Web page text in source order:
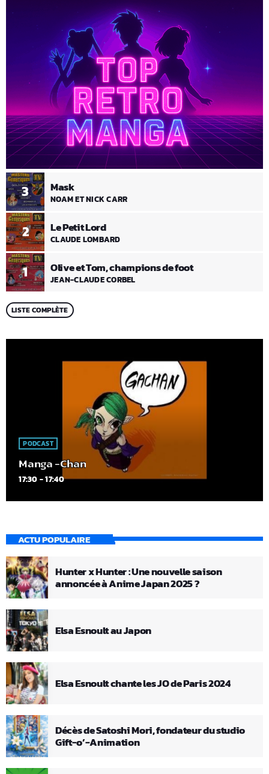
1 Olive et Tom, champions de foot
JEAN-CLAUDE CORBEL
2 Le Petit Lord
CLAUDE LOMBARD
3 Mask
NOAM ET NICK CARR
LISTE COMPLÈTE
PODCAST
Manga -Chan
17:30 - 17:40
ACTU POPULAIRE
Hunter x Hunter : Une nouvelle saison
annoncée à Anime Japan 2025 ?
Elsa Esnoult au Japon
Elsa Esnoult chante les JO de Paris 2024
Décès de Satoshi Mori, fondateur du studio
Gift-o’-Animation